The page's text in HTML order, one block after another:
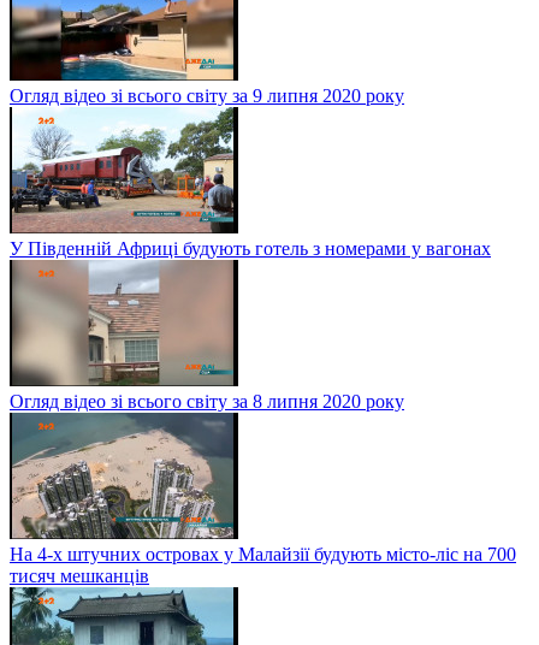
Огляд відео зі всього світу за 9 липня 2020 року
У Південній Африці будують готель з номерами у вагонах
Огляд відео зі всього світу за 8 липня 2020 року
На 4-х штучних островах у Малайзії будують місто-ліс на 700
тисяч мешканців